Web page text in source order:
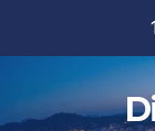
contenido